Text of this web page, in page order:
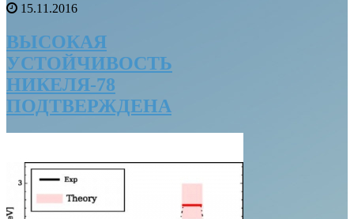
15.11.2016
ВЫСОКАЯ
УСТОЙЧИВОСТЬ
НИКЕЛЯ-78
ПОДТВЕРЖДЕНА